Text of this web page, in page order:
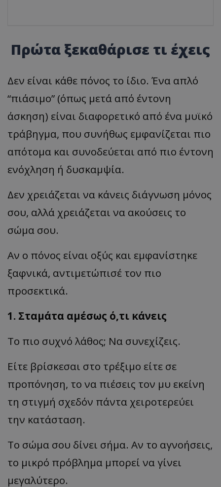
Πρώτα ξεκαθάρισε τι έχεις
Δεν είναι κάθε πόνος το ίδιο. Ένα απλό
“πιάσιμο” (όπως μετά από έντονη
άσκηση) είναι διαφορετικό από ένα μυϊκό
τράβηγμα, που συνήθως εμφανίζεται πιο
απότομα και συνοδεύεται από πιο έντονη
ενόχληση ή δυσκαμψία.
Δεν χρειάζεται να κάνεις διάγνωση μόνος
σου, αλλά χρειάζεται να ακούσεις το
σώμα σου.
Αν ο πόνος είναι οξύς και εμφανίστηκε
ξαφνικά, αντιμετώπισέ τον πιο
προσεκτικά.
1. Σταμάτα αμέσως ό,τι κάνεις
Το πιο συχνό λάθος; Να συνεχίζεις.
Είτε βρίσκεσαι στο τρέξιμο είτε σε
προπόνηση, το να πιέσεις τον μυ εκείνη
τη στιγμή σχεδόν πάντα χειροτερεύει
την κατάσταση.
Το σώμα σου δίνει σήμα. Αν το αγνοήσεις,
το μικρό πρόβλημα μπορεί να γίνει
μεγαλύτερο.